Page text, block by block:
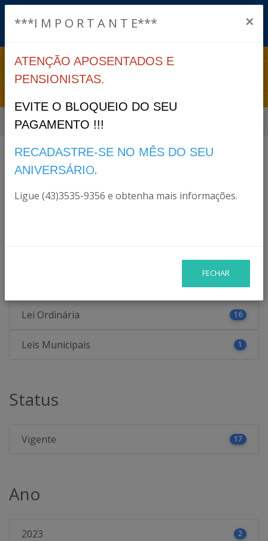
LEGISLAÇÃO
Início Legislação
Filtro
Lei Ordinária 16
Leis Municipais 1
Status
Vigente 17
Ano
2023 2
***I M P O R T A N T E*** ×
ATENÇÃO APOSENTADOS E
PENSIONISTAS.
EVITE O BLOQUEIO DO SEU
PAGAMENTO !!!
RECADASTRE-SE NO MÊS DO SEU
ANIVERSÁRIO.
Ligue (43)3535-9356 e obtenha mais informações.
FECHAR